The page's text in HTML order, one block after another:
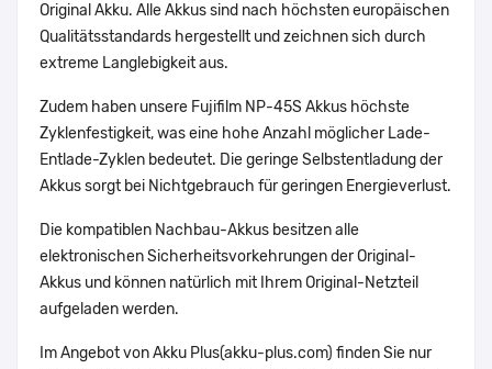
Original Akku. Alle Akkus sind nach höchsten europäischen
Qualitätsstandards hergestellt und zeichnen sich durch
extreme Langlebigkeit aus.
Zudem haben unsere Fujifilm NP-45S Akkus höchste
Zyklenfestigkeit, was eine hohe Anzahl möglicher Lade-
Entlade-Zyklen bedeutet. Die geringe Selbstentladung der
Akkus sorgt bei Nichtgebrauch für geringen Energieverlust.
Die kompatiblen Nachbau-Akkus besitzen alle
elektronischen Sicherheitsvorkehrungen der Original-
Akkus und können natürlich mit Ihrem Original-Netzteil
aufgeladen werden.
Im Angebot von Akku Plus(akku-plus.com) finden Sie nur